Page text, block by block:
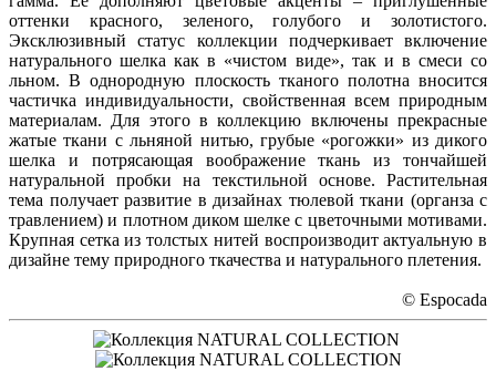
оттенки красного, зеленого, голубого и золотистого.
Эксклюзивный статус коллекции подчеркивает включение
натурального шелка как в «чистом виде», так и в смеси со
льном. В однородную плоскость тканого полотна вносится
частичка индивидуальности, свойственная всем природным
материалам. Для этого в коллекцию включены прекрасные
жатые ткани с льняной нитью, грубые «рогожки» из дикого
шелка и потрясающая воображение ткань из тончайшей
натуральной пробки на текстильной основе. Растительная
тема получает развитие в дизайнах тюлевой ткани (органза с
травлением) и плотном диком шелке с цветочными мотивами.
Крупная сетка из толстых нитей воспроизводит актуальную в
дизайне тему природного ткачества и натурального плетения.
© Espocada